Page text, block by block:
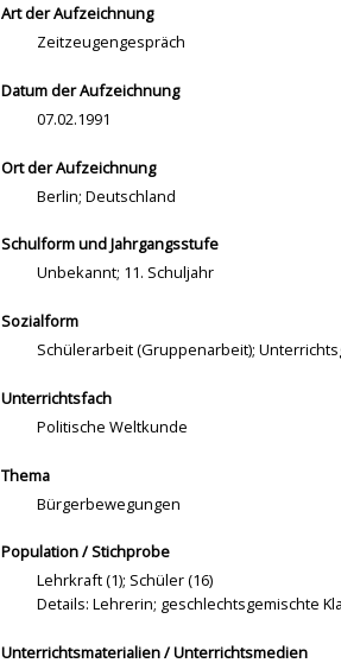
Art der Aufzeichnung
Zeitzeugengespräch
Datum der Aufzeichnung
07.02.1991
Ort der Aufzeichnung
Berlin; Deutschland
Schulform und Jahrgangsstufe
Unbekannt; 11. Schuljahr
Sozialform
Schülerarbeit (Gruppenarbeit);
Unterrichtsfach
Politische Weltkunde
Thema
Bürgerbewegungen
Population / Stichprobe
Lehrkraft (1); Schüler (16)
Details: Lehrerin; geschlechtsgemischte
Unterrichtsmaterialien / Unterrichtsmedien